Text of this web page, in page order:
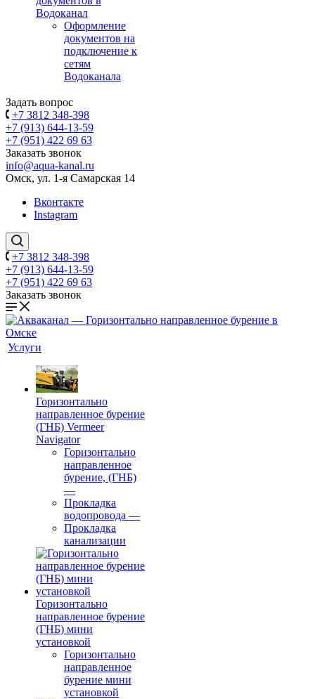
Водоканал
Оформление
документов на
подключение к
сетям
Водоканала
Задать вопрос
+7 3812 348-398
+7 (913) 644-13-59
+7 (951) 422 69 63
Заказать звонок
info@aqua-kanal.ru
Омск, ул. 1-я Самарская 14
Вконтакте
Instagram
+7 3812 348-398
+7 (913) 644-13-59
+7 (951) 422 69 63
Заказать звонок
Услуги
Горизонтально
направленное бурение
(ГНБ) Vermeer
Navigator
Горизонтально
направленное
бурение, (ГНБ)
—
Прокладка
водопровода —
Прокладка
канализации
Горизонтально
направленное бурение
(ГНБ) мини
установкой
Горизонтально
направленное
бурение мини
установкой